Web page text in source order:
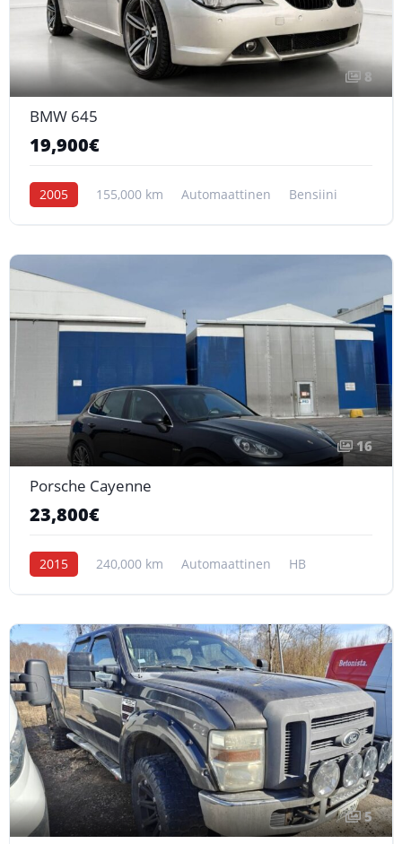
8
BMW 645
19,900€
2005 155,000 km Automaattinen Bensiini
16
Porsche Cayenne
23,800€
2015 240,000 km Automaattinen HB
5